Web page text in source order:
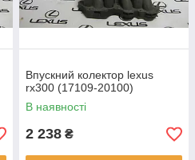
Впускний колектор lexus
rx300 (17109-20100)
В наявності
2 238 ₴